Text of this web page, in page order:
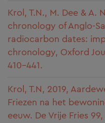
Krol, T.N., M. Dee & A.
chronology of Anglo-
radiocarbon dates:
chronology, Oxford
410-441.
Krol, T.N, 2019,
Friezen na het
eeuw. De Vrije Fries